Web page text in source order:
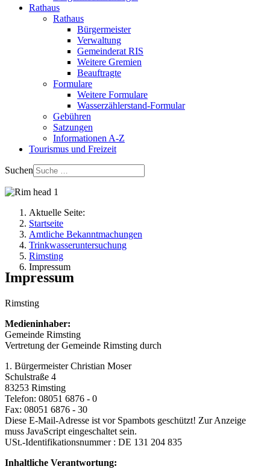
Rathaus
Rathaus
Bürgermeister
Verwaltung
Gemeinderat RIS
Weitere Gremien
Beauftragte
Formulare
Weitere Formulare
Wasserzählerstand-Formular
Gebühren
Satzungen
Informationen A-Z
Tourismus und Freizeit
Suchen
Aktuelle Seite:
Startseite
Amtliche Bekanntmachungen
Trinkwasseruntersuchung
Rimsting
Impressum
Impressum
Rimsting
Medieninhaber:
Gemeinde Rimsting
Vertretung der Gemeinde Rimsting durch
1. Bürgermeister Christian Moser
Schulstraße 4
83253 Rimsting
Telefon: 08051 6876 - 0
Fax: 08051 6876 - 30
Diese E-Mail-Adresse ist vor Spambots geschützt! Zur Anzeige
muss JavaScript eingeschaltet sein.
USt.-Identifikationsnummer : DE 131 204 835
Inhaltliche Verantwortung: